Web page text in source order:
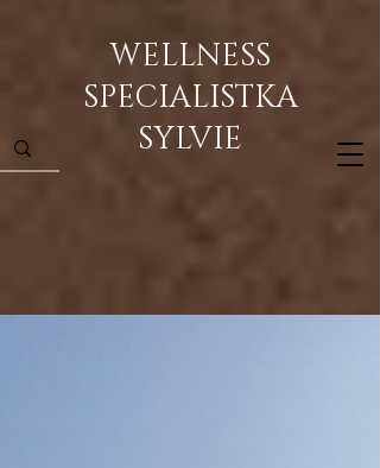
WELLNESS
SPECIALISTKA
SYLVIE